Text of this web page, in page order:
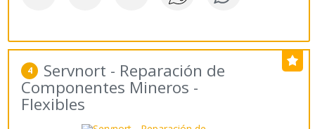
4 Servnort - Reparación de
Componentes Mineros -
Flexibles